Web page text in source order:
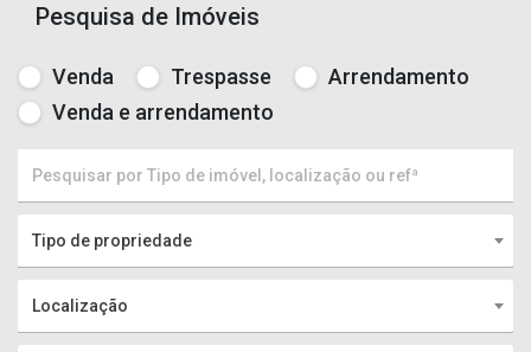
Pesquisa de Imóveis
Venda Trespasse
Arrendamento
Venda e arrendamento
Tipo de propriedade
Localização